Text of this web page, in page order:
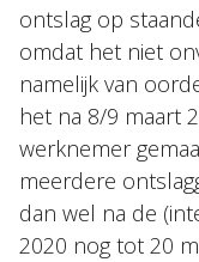
ontslag op
omdat het niet
namelijk van
het na 8/9 maart
werknemer
meerdere
dan wel na de
2020 nog tot 20